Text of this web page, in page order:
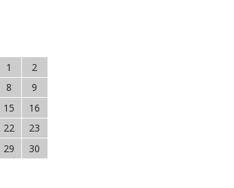
1
2
8
9
15
16
22
23
29
30